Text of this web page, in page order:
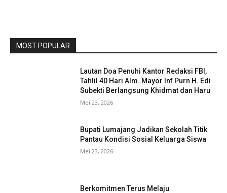
MOST POPULAR
Lautan Doa Penuhi Kantor Redaksi FBI,
Tahlil 40 Hari Alm. Mayor Inf Purn H. Edi
Subekti Berlangsung Khidmat dan Haru
Mei 23, 2026
Bupati Lumajang Jadikan Sekolah Titik
Pantau Kondisi Sosial Keluarga Siswa
Mei 23, 2026
Berkomitmen Terus Melaju